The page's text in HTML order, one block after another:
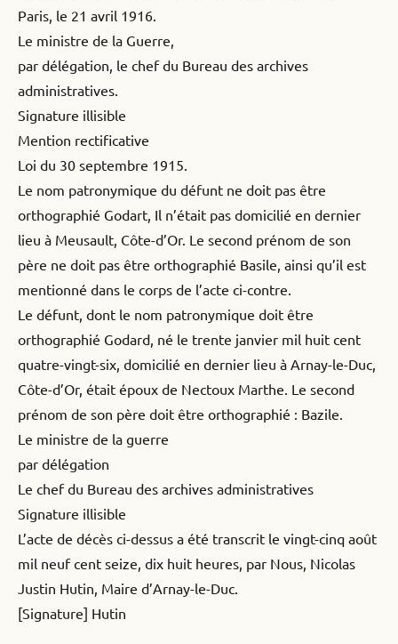
Paris, le 21 avril 1916.
Le ministre de la Guerre,
par délégation, le chef du Bureau des archives
administratives.
Signature illisible
Mention rectificative
Loi du 30 septembre 1915.
Le nom patronymique du défunt ne doit pas être
orthographié Godart, Il n’était pas domicilié en dernier
lieu à Meusault, Côte-d’Or. Le second prénom de son
père ne doit pas être orthographié Basile, ainsi qu’il est
mentionné dans le corps de l’acte ci-contre.
Le défunt, dont le nom patronymique doit être
orthographié Godard, né le trente janvier mil huit cent
quatre-vingt-six, domicilié en dernier lieu à Arnay-le-Duc,
Côte-d’Or, était époux de Nectoux Marthe. Le second
prénom de son père doit être orthographié : Bazile.
Le ministre de la guerre
par délégation
Le chef du Bureau des archives administratives
Signature illisible
L’acte de décès ci-dessus a été transcrit le vingt-cinq août
mil neuf cent seize, dix huit heures, par Nous, Nicolas
Justin Hutin, Maire d’Arnay-le-Duc.
[Signature] Hutin